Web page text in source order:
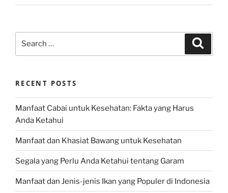
RECENT POSTS
Manfaat Cabai untuk Kesehatan: Fakta yang Harus
Anda Ketahui
Manfaat dan Khasiat Bawang untuk Kesehatan
Segala yang Perlu Anda Ketahui tentang Garam
Manfaat dan Jenis-jenis Ikan yang Populer di Indonesia